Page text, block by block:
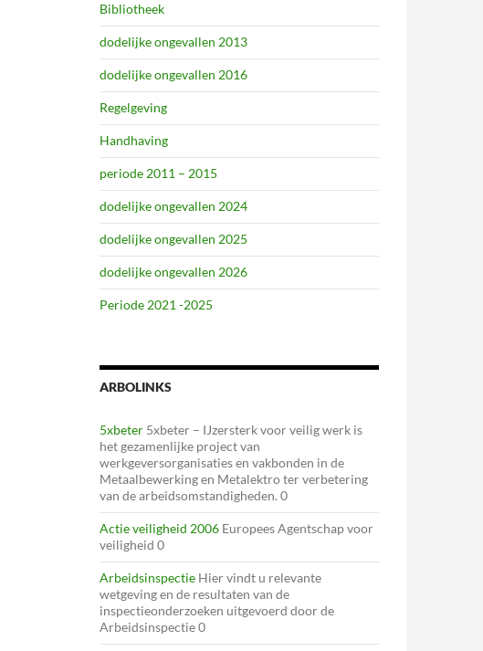
Bibliotheek
dodelijke ongevallen 2013
dodelijke ongevallen 2016
Regelgeving
Handhaving
periode 2011 – 2015
dodelijke ongevallen 2024
dodelijke ongevallen 2025
dodelijke ongevallen 2026
Periode 2021 -2025
ARBOLINKS
5xbeter 5xbeter – IJzersterk voor veilig werk is
het gezamenlijke project van
werkgeversorganisaties en vakbonden in de
Metaalbewerking en Metalektro ter verbetering
van de arbeidsomstandigheden. 0
Actie veiligheid 2006 Europees Agentschap voor
veiligheid 0
Arbeidsinspectie Hier vindt u relevante
wetgeving en de resultaten van de
inspectieonderzoeken uitgevoerd door de
Arbeidsinspectie 0